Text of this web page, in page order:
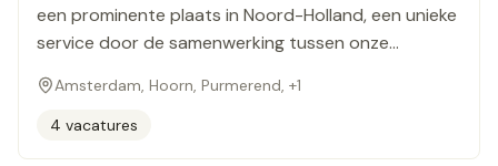
een prominente plaats in Noord-Holland, een unieke
service door de samenwerking tussen onze
hebben wij alle relevante specialismen in huis. Onze
Noord-Hollandse wortels zorgen voor een nuchtere
aanpak en dienstverlening op maat. Want úw belang
Amsterdam, Hoorn, Purmerend, +1
4 vacatures